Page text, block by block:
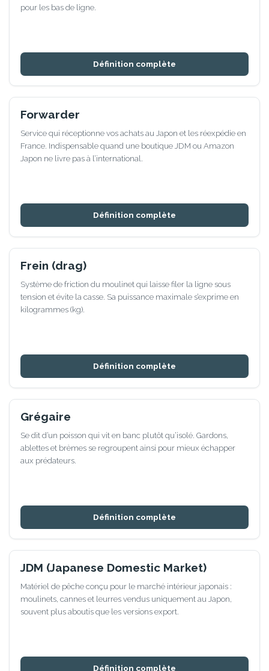
pour les bas de ligne.
Définition complète
Forwarder
Service qui réceptionne vos achats au Japon et les réexpédie en
France. Indispensable quand une boutique JDM ou Amazon
Japon ne livre pas à l’international.
Définition complète
Frein (drag)
Système de friction du moulinet qui laisse filer la ligne sous
tension et évite la casse. Sa puissance maximale s’exprime en
kilogrammes (kg).
Définition complète
Grégaire
Se dit d’un poisson qui vit en banc plutôt qu’isolé. Gardons,
ablettes et brèmes se regroupent ainsi pour mieux échapper
aux prédateurs.
Définition complète
JDM (Japanese Domestic Market)
Matériel de pêche conçu pour le marché intérieur japonais :
moulinets, cannes et leurres vendus uniquement au Japon,
souvent plus aboutis que les versions export.
Définition complète